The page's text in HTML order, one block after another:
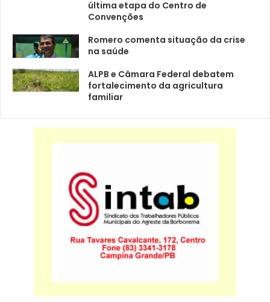
última etapa do Centro de
Convenções
Romero comenta situação da crise
na saúde
ALPB e Câmara Federal debatem
fortalecimento da agricultura
familiar